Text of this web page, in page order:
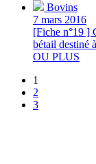
Bovins
7 mars 2016
[Fiche n°19 ]
bétail destiné
OU PLUS
1
2
3